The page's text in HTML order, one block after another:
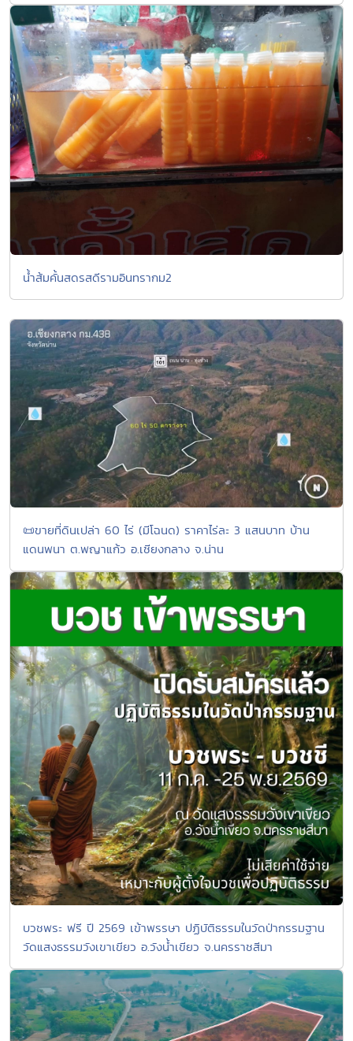
น้ำส้มคั้นสดรสดีรามอินทรากม2
📜ขายที่ดินเปล่า 60 ไร่ (มีโฉนด) ราคาไร่ละ 3 แสนบาท บ้าน
แดนพนา ต.พญาแก้ว อ.เชียงกลาง จ.น่าน
บวชพระ ฟรี ปี 2569 เข้าพรรษา ปฏิบัติธรรมในวัดป่ากรรมฐาน
วัดแสงธรรมวังเขาเขียว อ.วังน้ำเขียว จ.นครราชสีมา